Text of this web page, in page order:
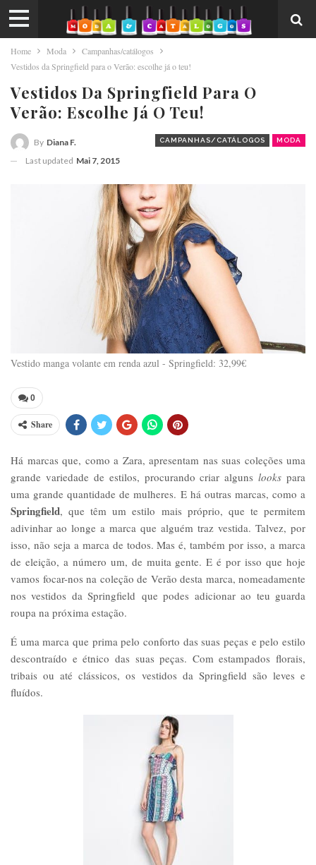
Home Moda
Campanhas/catálogos
Vestidos da Springfield para o Verão: escolhe já o teu!
Vestidos Da Springfield Para O
Verão: Escolhe Já O Teu!
CAMPANHAS/CATÁLOGOS MODA
By Diana F.
Last updated Mai 7, 2015
Vestido manga volante em renda azul - Springfield: 32,99€
0
Share
Há marcas que, como a Zara, apresentam nas suas coleções uma
grande variedade de estilos, procurando criar algunslooks para
uma grande quantidade de mulheres. E há outras marcas, como a
Springfield, que têm um estilo mais próprio, que te permitem
adivinhar ao longe a marca que alguém traz vestida. Talvez, por
isso, não seja a marca de todos. Mas é, também por isso, a marca
de eleição, a número um, de muita gente. E é por isso que hoje
vamos focar-nos na coleção de Verão desta marca, nomeadamente
nos vestidos da Springfield que podes adicionar ao teu guarda
roupa na próxima estação.
É uma marca que prima pelo conforto das suas peças e pelo estilo
descontraído e étnico das suas peças. Com estampados florais,
tribais ou até clássicos, os vestidos da Springfield são leves e
fluídos.